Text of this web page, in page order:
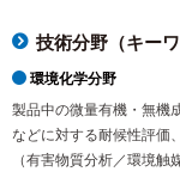
技術分野（キーワ
環境化学分野
製品中の微量有機・無機
などに対する耐候性評価
（有害物質分析／環境触